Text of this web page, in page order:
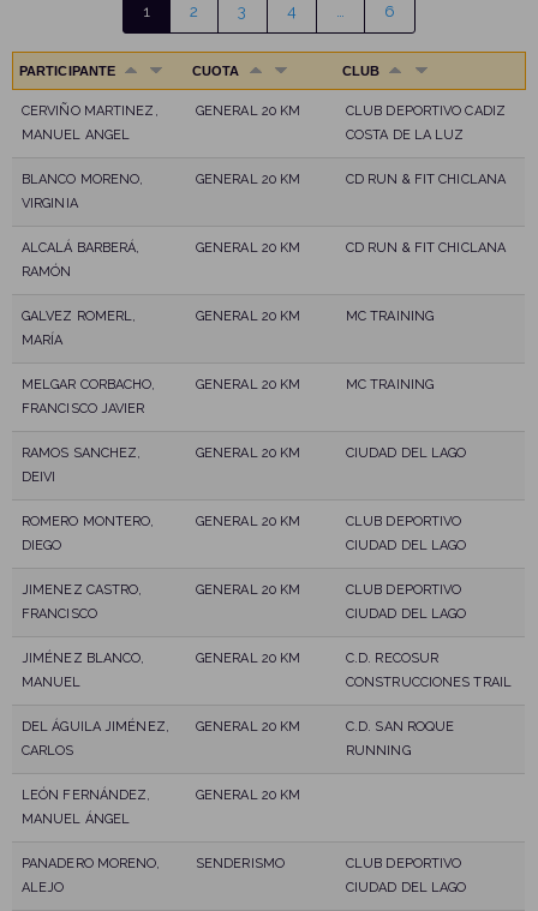
1 2 3 4 6
PARTICIPANTE CUOTA CLUB
CERVIÑO MARTINEZ,
MANUEL ANGEL
GENERAL 20 KM
CLUB DEPORTIVO CADIZ
COSTA DE LA LUZ
BLANCO MORENO,
VIRGINIA
GENERAL 20 KM CD RUN & FIT CHICLANA
ALCALÁ BARBERÁ,
RAMÓN
GENERAL 20 KM CD RUN & FIT CHICLANA
GALVEZ ROMERL,
MARÍA
GENERAL 20 KM MC TRAINING
MELGAR CORBACHO,
FRANCISCO JAVIER
GENERAL 20 KM MC TRAINING
RAMOS SANCHEZ,
DEIVI
GENERAL 20 KM CIUDAD DEL LAGO
ROMERO MONTERO,
DIEGO
GENERAL 20 KM
CLUB DEPORTIVO
CIUDAD DEL LAGO
JIMENEZ CASTRO,
FRANCISCO
GENERAL 20 KM
CLUB DEPORTIVO
CIUDAD DEL LAGO
JIMÉNEZ BLANCO,
MANUEL
GENERAL 20 KM
C.D. RECOSUR
CONSTRUCCIONES TRAIL
DEL ÁGUILA JIMÉNEZ,
CARLOS
GENERAL 20 KM
C.D. SAN ROQUE
RUNNING
LEÓN FERNÁNDEZ,
MANUEL ÁNGEL
GENERAL 20 KM
PANADERO MORENO,
ALEJO
SENDERISMO
CLUB DEPORTIVO
CIUDAD DEL LAGO